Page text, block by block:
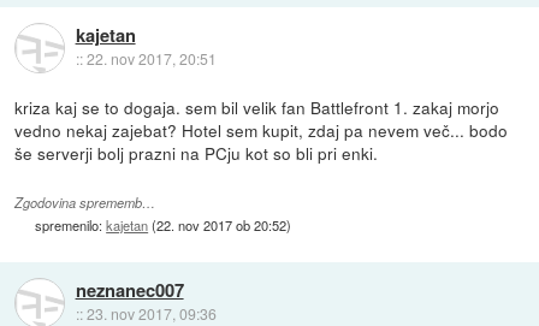
kajetan
::22. nov 2017, 20:51
kriza kaj se to dogaja. sem bil velik fan Battlefront 1. zakaj morjo
vedno nekaj zajebat? Hotel sem kupit, zdaj pa nevem več... bodo
še serverji bolj prazni na PCju kot so bli pri enki.
Zgodovina sprememb…
spremenilo:kajetan(22. nov 2017 ob 20:52)
neznanec007
::23. nov 2017, 09:36